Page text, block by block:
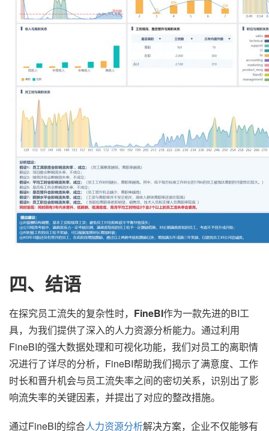
四、结语
在探究员工流失的复杂性时， FineBI作为一款先进的BI工
具，为我们提供了深入的人力资源分析能力。通过利用
FineBI的强大数据处理和可视化功能，我们对员工的离职情
况进行了详尽的分析，FineBI帮助我们揭示了满意度、工作
时长和晋升机会与员工流失率之间的密切关系，识别出了影
响流失率的关键因素，并提出了对应的整改措施。
通过FineBI的综合人力资源分析解决方案，企业不仅能够有